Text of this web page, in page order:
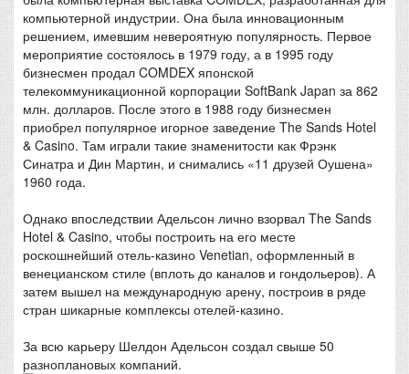
компьютерной индустрии. Она была инновационным
решением, имевшим невероятную популярность. Первое
мероприятие состоялось в 1979 году, а в 1995 году
бизнесмен продал COMDEX японской
телекоммуникационной корпорации SoftBank Japan за 862
млн. долларов. После этого в 1988 году бизнесмен
приобрел популярное игорное заведение The Sands Hotel
& Casino. Там играли такие знаменитости как Фрэнк
Синатра и Дин Мартин, и снимались «11 друзей Оушена»
1960 года.
Однако впоследствии Адельсон лично взорвал The Sands
Hotel & Casino, чтобы построить на его месте
роскошнейший отель-казино Venetian, оформленный в
венецианском стиле (вплоть до каналов и гондольеров). А
затем вышел на международную арену, построив в ряде
стран шикарные комплексы отелей-казино.
За всю карьеру Шелдон Адельсон создал свыше 50
разноплановых компаний.